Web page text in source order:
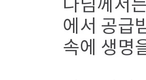
나님께서
에서 공급
속에 생명